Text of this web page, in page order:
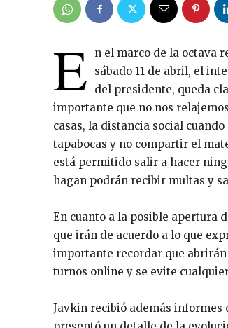
E
n el marco de la octava
sábado 11 de abril, el
del presidente, queda
importante que no nos
casas, la distancia social
tapabocas y no compartir el
está permitido salir a hacer
hagan podrán recibir multas y
En cuanto a la posible apertura
que irán de acuerdo a lo que
importante recordar que abrirán
turnos online y se evite
Javkin recibió además informes